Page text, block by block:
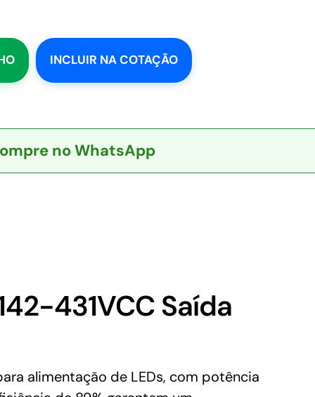
INCLUIR NA COTAÇÃO
no WhatsApp
431VCC Saída
alimentação de LEDs, com potência